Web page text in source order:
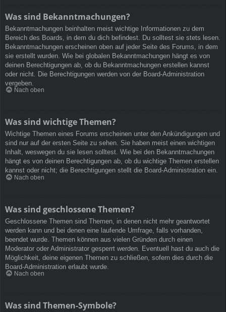
Was sind Bekanntmachungen?
Bekanntmachungen beinhalten meist wichtige Informationen zu dem
Bereich des Boards, in dem du dich befindest. Du solltest sie stets lesen.
Bekanntmachungen erscheinen oben auf jeder Seite des Forums, in dem
sie erstellt wurden. Wie bei globalen Bekanntmachungen hängt es von
deinen Berechtigungen ab, ob du Bekanntmachungen erstellen kannst
oder nicht. Die Berechtigungen werden von der Board-Administration
vergeben.
Nach oben
Was sind wichtige Themen?
Wichtige Themen eines Forums erscheinen unter den Ankündigungen und
sind nur auf der ersten Seite zu sehen. Sie haben meist einen wichtigen
Inhalt, weswegen du sie lesen solltest. Wie bei den Bekanntmachungen
hängt es von deinen Berechtigungen ab, ob du wichtige Themen erstellen
kannst oder nicht; die Berechtigungen stellt die Board-Administration ein.
Nach oben
Was sind geschlossene Themen?
Geschlossene Themen sind Themen, in denen nicht mehr geantwortet
werden kann und bei denen eine laufende Umfrage, falls vorhanden,
beendet wurde. Themen können aus vielen Gründen durch einen
Moderator oder Administrator gesperrt werden. Eventuell hast du auch die
Möglichkeit, deine eigenen Themen zu schließen, sofern dies durch die
Board-Administration erlaubt wurde.
Nach oben
Was sind Themen-Symbole?